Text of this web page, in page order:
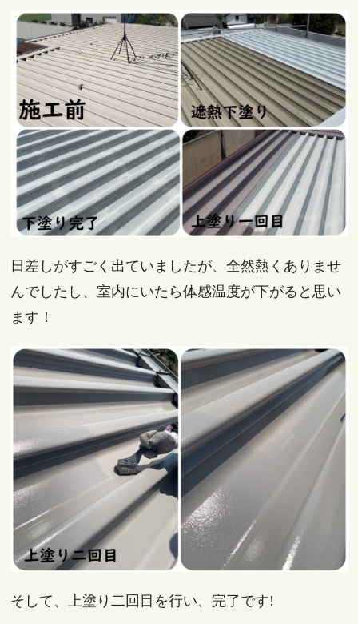
日差しがすごく出ていましたが、全然熱くありませ
んでしたし、室内にいたら体感温度が下がると思い
ます！
そして、上塗り二回目を行い、完了です!